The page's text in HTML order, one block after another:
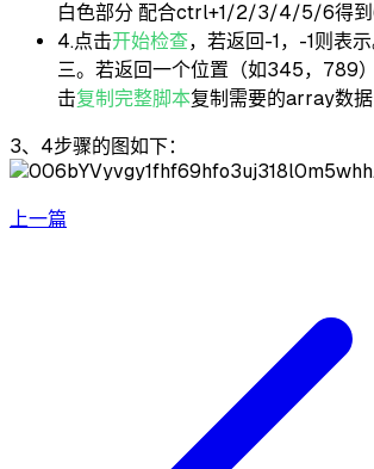
白色部分 配合ctrl+1/2/3/4/5/6得到
4.点击开始检查，若返回-1，-1则表
三。若返回一个位置（如345，789
击复制完整脚本复制需要的array数据
3、4步骤的图如下：
上一篇